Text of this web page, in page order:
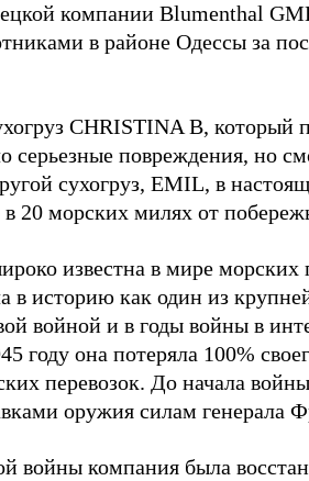
компании Blumenthal
в районе Одессы за
CHRISTINA B, который
серьезные повреждения, но
сухогруз, EMIL, в
20 морских милях от
известна в мире морских
в историю как один из
войной и в годы войны в
году она потеряла 100%
перевозок. До начала
оружия силам генерала
войны компания была